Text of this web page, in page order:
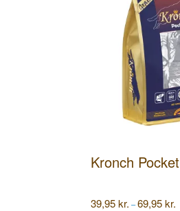
Kronch Pocket
39,95kr. –69,95kr.